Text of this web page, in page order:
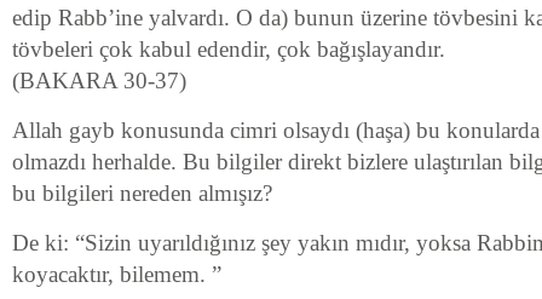
edip Rabb’ine yalvardı. O da) bunun üzerine tövbesini
tövbeleri çok kabul edendir, çok bağışlayandır.
(BAKARA 30-37)
Allah gayb konusunda cimri olsaydı (haşa) bu
olmazdı herhalde. Bu bilgiler direkt bizlere ulaştırılan
bu bilgileri nereden almışız?
De ki: “Sizin uyarıldığınız şey yakın mıdır, yoksa
koyacaktır, bilemem. ”